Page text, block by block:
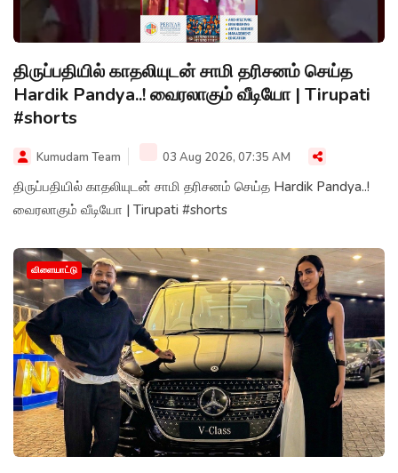
திருப்பதியில் காதலியுடன் சாமி தரிசனம் செய்த
Hardik Pandya..! வைரலாகும் வீடியோ | Tirupati
#shorts
Kumudam Team 03 Aug 2026, 07:35 AM
திருப்பதியில் காதலியுடன் சாமி தரிசனம் செய்த Hardik Pandya..!
வைரலாகும் வீடியோ | Tirupati #shorts
விளையாட்டு